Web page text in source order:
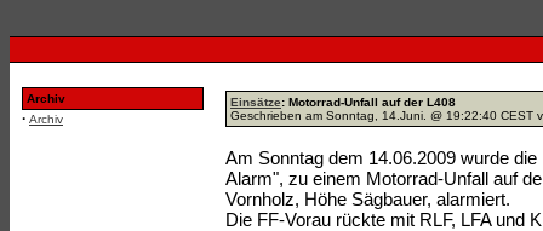
Archiv
· Archiv
Einsätze: Motorrad-Unfall auf der L408
Geschrieben am Sonntag, 14.Juni. @ 19:22:40 CEST
Am Sonntag dem 14.06.2009 wurde
Alarm", zu einem Motorrad-Unfall auf
Vornholz, Höhe Sägbauer, alarmiert.
Die FF-Vorau rückte mit RLF, LFA und